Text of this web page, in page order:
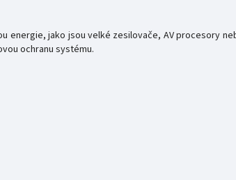
energie, jako jsou velké zesilovače, AV procesory
ochranu systému.